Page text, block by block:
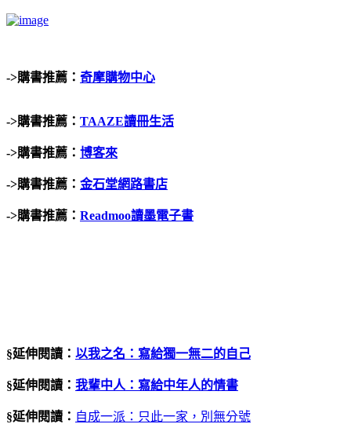
->購書推薦： 奇摩購物中心
->購書推薦： TAAZE讀冊生活
->購書推薦： 博客來
->購書推薦： 金石堂網路書店
->購書推薦： Readmoo讀墨電子書
§延伸閱讀： 以我之名：寫給獨一無二的自己
§延伸閱讀： 我輩中人：寫給中年人的情書
§延伸閱讀： 自成一派：只此一家，別無分號